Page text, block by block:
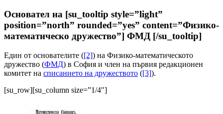
Основател на [su_tooltip style=”light”
position=”north” rounded=”yes” content=”Физико-
математическо дружество”] ФМД [/su_tooltip]
Един от основателите ([2]) на Физико-математическото
дружество (ФМД) в София и член на първия редакционен
комитет на списанието на дружеството ([3]).
[su_row][su_column size=”1/4″]